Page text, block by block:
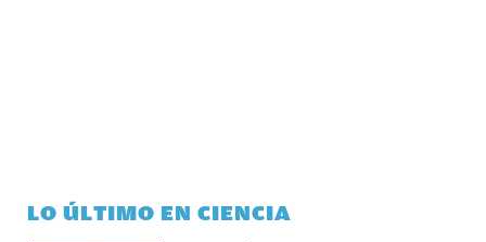
LO ÚLTIMO EN CIENCIA